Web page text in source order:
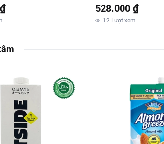
528.000 ₫
12 Lượt xem